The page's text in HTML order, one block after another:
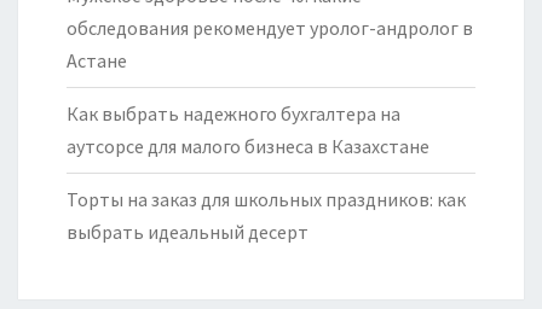
обследования рекомендует уролог-андролог в
Астане
Как выбрать надежного бухгалтера на
аутсорсе для малого бизнеса в Казахстане
Торты на заказ для школьных праздников: как
выбрать идеальный десерт